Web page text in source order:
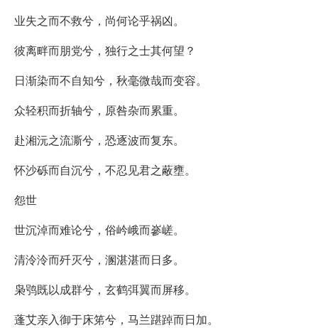
业失之而不救兮，尚何论乎祸凶。
彼离畔而朋党兮，独行之士其何望？
日渐染而不自知兮，秋毫微哉而变容。
众轻积而折轴兮，原咎杂而累重。
赴湘沅之流澌兮，恐逐波而复东。
怀沙砾而自沉兮，不忍见君之蔽壅。
怨世
世沉淖而难论兮，俗岒峨而嵾嵯。
清泠泠而歼灭兮，溷湛湛而日多。
枭鸮既以成群兮，玄鹤弭翼而屏移。
蓬艾亲入御于床笫兮，马兰踸踔而日加。